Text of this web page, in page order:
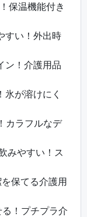
保温機能付き
すい！外出時
ン！介護用品
が溶けにく
カラフルなデ
みやすい！ス
保てる介護用
！プチプラ介